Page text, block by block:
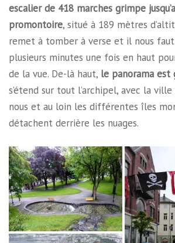
escalier de 418 marches grimpe
promontoire, situé à 189 mètres
remet à tomber à verse et il nous
plusieurs minutes une fois en haut
de la vue. De-là haut, le panorama est
s’étend sur tout l’archipel, avec la ville
nous et au loin les différentes îles
détachent derrière les nuages.